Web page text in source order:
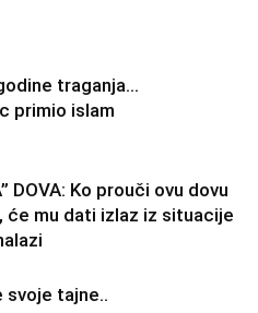
traganja…
primio islam
DOVA: Ko prouči ovu dovu
će mu dati izlaz iz situacije
svoje tajne..